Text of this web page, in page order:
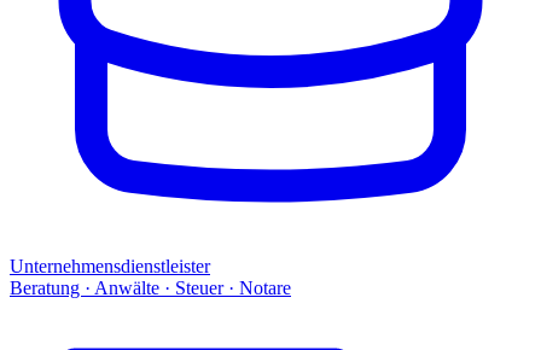
Unternehmensdienstleister
Beratung · Anwälte · Steuer · Notare